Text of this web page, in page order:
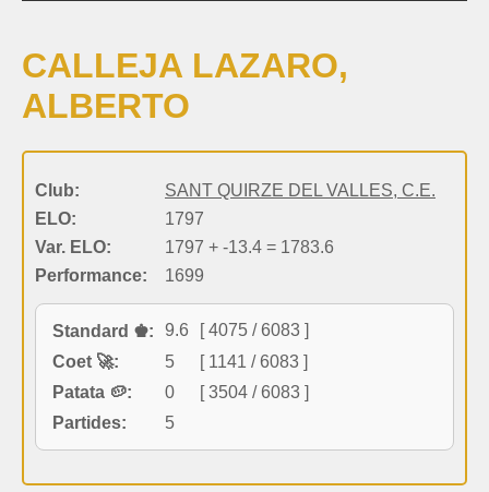
CALLEJA LAZARO,
ALBERTO
Club:
SANT QUIRZE DEL VALLES, C.E.
ELO:
1797
Var. ELO:
1797 + -13.4 = 1783.6
Performance:
1699
Standard ♚: 9.6
[ 4075 / 6083 ]
Coet 🚀:
5
[ 1141 / 6083 ]
Patata 🥔:
0
[ 3504 / 6083 ]
Partides:
5